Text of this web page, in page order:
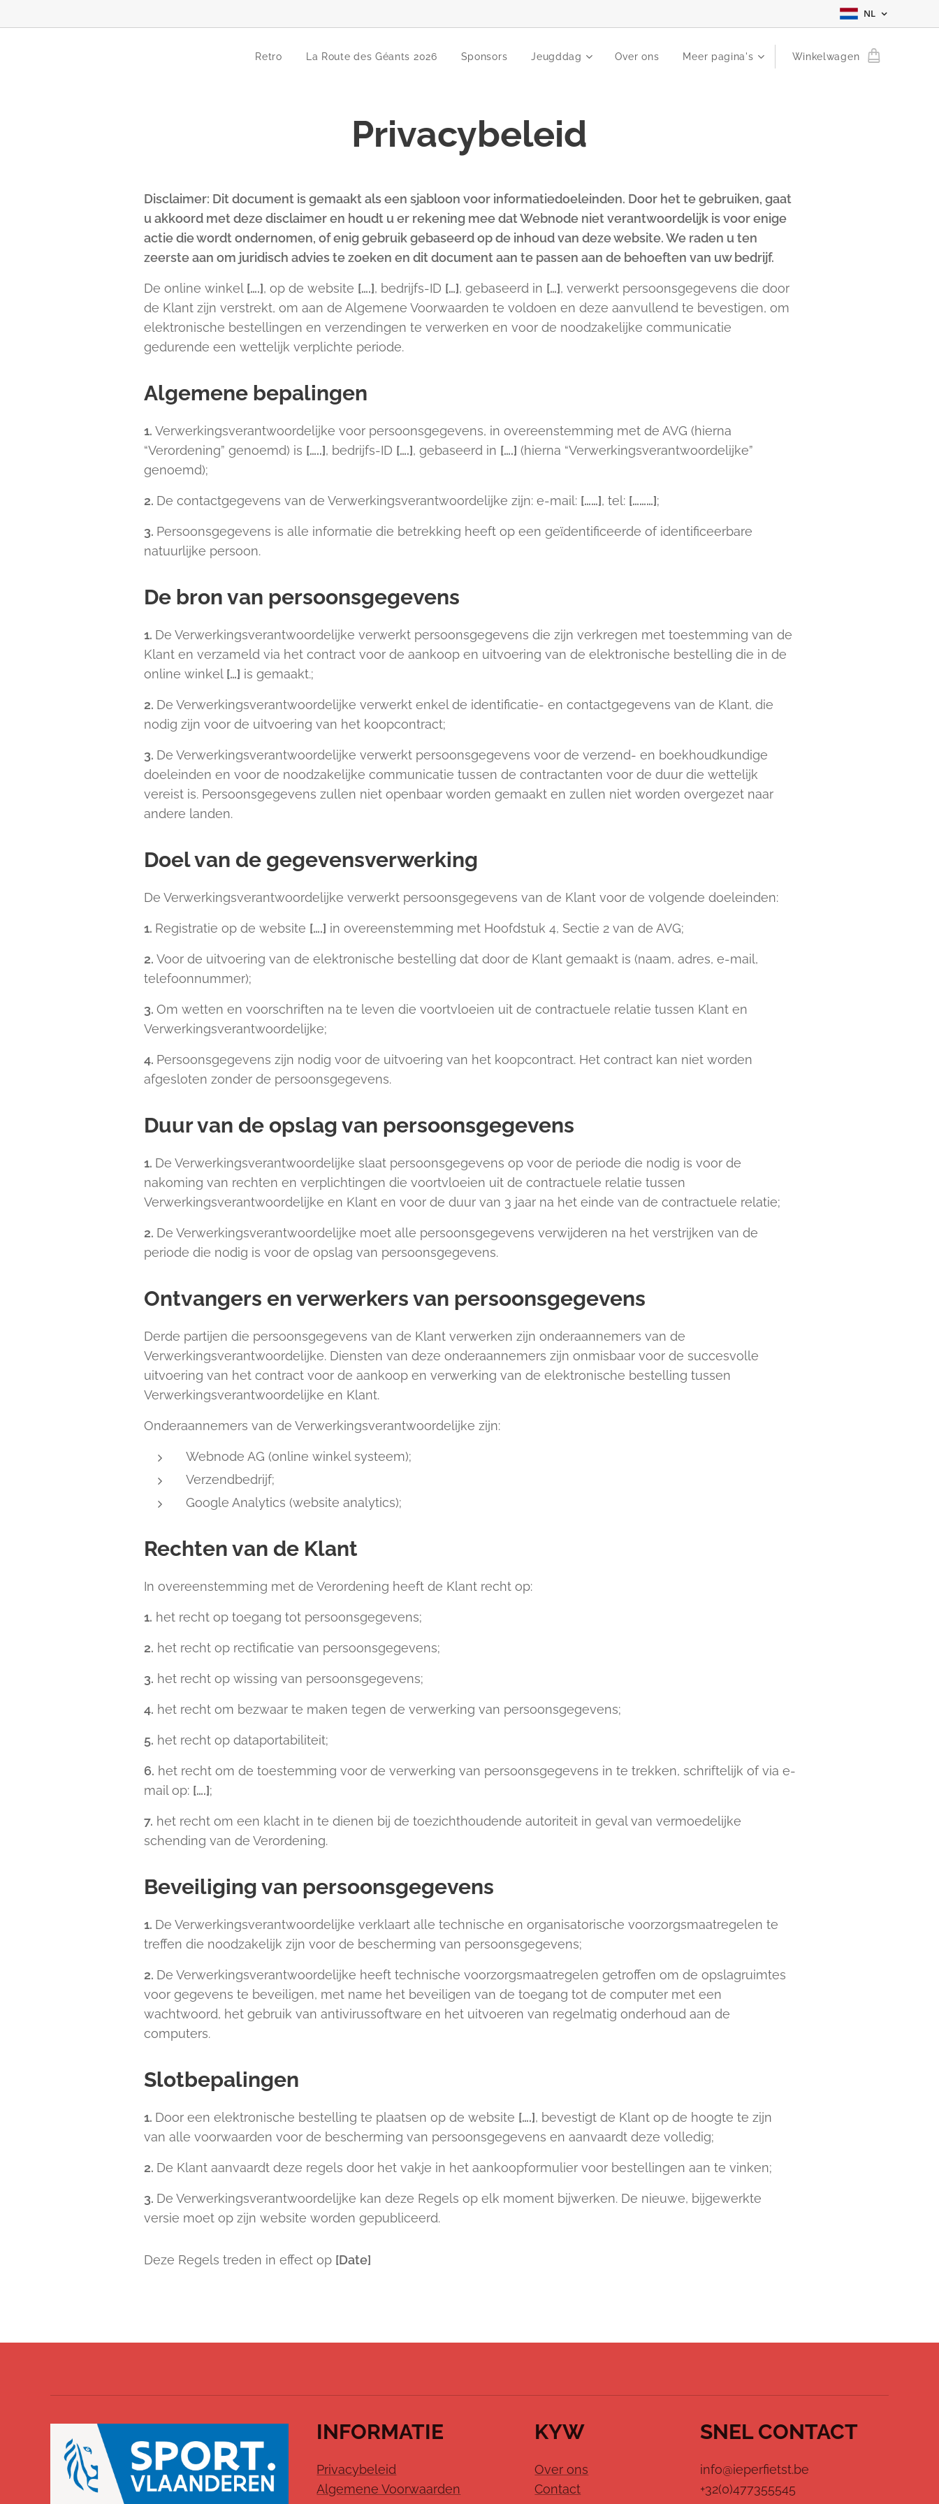
NL
Retro La Route des Géants 2026 Sponsors Jeugddag Over ons Meer pagina's Winkelwagen
Privacybeleid
Disclaimer: Dit document is gemaakt als een sjabloon voor informatiedoeleinden. Door het te gebruiken, gaat
u akkoord met deze disclaimer en houdt u er rekening mee dat Webnode niet verantwoordelijk is voor enige
actie die wordt ondernomen, of enig gebruik gebaseerd op de inhoud van deze website. We raden u ten
zeerste aan om juridisch advies te zoeken en dit document aan te passen aan de behoeften van uw bedrijf.
De online winkel [….], op de website [….], bedrijfs-ID […], gebaseerd in […], verwerkt persoonsgegevens die door
de Klant zijn verstrekt, om aan de Algemene Voorwaarden te voldoen en deze aanvullend te bevestigen, om
elektronische bestellingen en verzendingen te verwerken en voor de noodzakelijke communicatie
gedurende een wettelijk verplichte periode.
Algemene bepalingen
1. Verwerkingsverantwoordelijke voor persoonsgegevens, in overeenstemming met de AVG (hierna
“Verordening” genoemd) is […..], bedrijfs-ID [….], gebaseerd in [….] (hierna “Verwerkingsverantwoordelijke”
genoemd);
2. De contactgegevens van de Verwerkingsverantwoordelijke zijn: e-mail: [……], tel: [………];
3. Persoonsgegevens is alle informatie die betrekking heeft op een geïdentificeerde of identificeerbare
natuurlijke persoon.
De bron van persoonsgegevens
1. De Verwerkingsverantwoordelijke verwerkt persoonsgegevens die zijn verkregen met toestemming van de
Klant en verzameld via het contract voor de aankoop en uitvoering van de elektronische bestelling die in de
online winkel […] is gemaakt.;
2. De Verwerkingsverantwoordelijke verwerkt enkel de identificatie- en contactgegevens van de Klant, die
nodig zijn voor de uitvoering van het koopcontract;
3. De Verwerkingsverantwoordelijke verwerkt persoonsgegevens voor de verzend- en boekhoudkundige
doeleinden en voor de noodzakelijke communicatie tussen de contractanten voor de duur die wettelijk
vereist is. Persoonsgegevens zullen niet openbaar worden gemaakt en zullen niet worden overgezet naar
andere landen.
Doel van de gegevensverwerking
De Verwerkingsverantwoordelijke verwerkt persoonsgegevens van de Klant voor de volgende doeleinden:
1. Registratie op de website [….] in overeenstemming met Hoofdstuk 4, Sectie 2 van de AVG;
2. Voor de uitvoering van de elektronische bestelling dat door de Klant gemaakt is (naam, adres, e-mail,
telefoonnummer);
3. Om wetten en voorschriften na te leven die voortvloeien uit de contractuele relatie tussen Klant en
Verwerkingsverantwoordelijke;
4. Persoonsgegevens zijn nodig voor de uitvoering van het koopcontract. Het contract kan niet worden
afgesloten zonder de persoonsgegevens.
Duur van de opslag van persoonsgegevens
1. De Verwerkingsverantwoordelijke slaat persoonsgegevens op voor de periode die nodig is voor de
nakoming van rechten en verplichtingen die voortvloeien uit de contractuele relatie tussen
Verwerkingsverantwoordelijke en Klant en voor de duur van 3 jaar na het einde van de contractuele relatie;
2. De Verwerkingsverantwoordelijke moet alle persoonsgegevens verwijderen na het verstrijken van de
periode die nodig is voor de opslag van persoonsgegevens.
Ontvangers en verwerkers van persoonsgegevens
Derde partijen die persoonsgegevens van de Klant verwerken zijn onderaannemers van de
Verwerkingsverantwoordelijke. Diensten van deze onderaannemers zijn onmisbaar voor de succesvolle
uitvoering van het contract voor de aankoop en verwerking van de elektronische bestelling tussen
Verwerkingsverantwoordelijke en Klant.
Onderaannemers van de Verwerkingsverantwoordelijke zijn:
Webnode AG (online winkel systeem);
Verzendbedrijf;
Google Analytics (website analytics);
Rechten van de Klant
In overeenstemming met de Verordening heeft de Klant recht op:
1. het recht op toegang tot persoonsgegevens;
2. het recht op rectificatie van persoonsgegevens;
3. het recht op wissing van persoonsgegevens;
4. het recht om bezwaar te maken tegen de verwerking van persoonsgegevens;
5. het recht op dataportabiliteit;
6. het recht om de toestemming voor de verwerking van persoonsgegevens in te trekken, schriftelijk of via e-
mail op: [….];
7. het recht om een klacht in te dienen bij de toezichthoudende autoriteit in geval van vermoedelijke
schending van de Verordening.
Beveiliging van persoonsgegevens
1. De Verwerkingsverantwoordelijke verklaart alle technische en organisatorische voorzorgsmaatregelen te
treffen die noodzakelijk zijn voor de bescherming van persoonsgegevens;
2. De Verwerkingsverantwoordelijke heeft technische voorzorgsmaatregelen getroffen om de opslagruimtes
voor gegevens te beveiligen, met name het beveiligen van de toegang tot de computer met een
wachtwoord, het gebruik van antivirussoftware en het uitvoeren van regelmatig onderhoud aan de
computers.
Slotbepalingen
1. Door een elektronische bestelling te plaatsen op de website [….], bevestigt de Klant op de hoogte te zijn
van alle voorwaarden voor de bescherming van persoonsgegevens en aanvaardt deze volledig;
2. De Klant aanvaardt deze regels door het vakje in het aankoopformulier voor bestellingen aan te vinken;
3. De Verwerkingsverantwoordelijke kan deze Regels op elk moment bijwerken. De nieuwe, bijgewerkte
versie moet op zijn website worden gepubliceerd.
Deze Regels treden in effect op [Date]
INFORMATIE
Privacybeleid
Algemene Voorwaarden
KYW
Over ons
Contact
SNEL CONTACT
info@ieperfietst.be
+32(0)477355545